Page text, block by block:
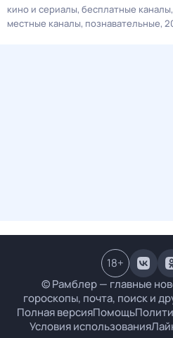
кино и сериалы бесплатные каналы
местные каналы познавательные
© Рамблер — главные
гороскопы, почта, поиск и
Полная версияПомощь
Условия использования
18+